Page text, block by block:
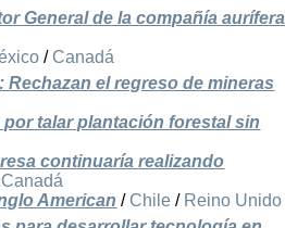
General de la compañía aurífera
/ Canadá
el regreso de mineras
talar plantación forestal sin
continuaría realizando
Canadá
American / Chile / Reino Unido